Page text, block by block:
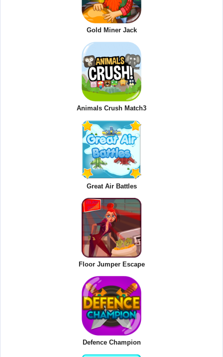
Gold Miner Jack
Animals Crush Match3
Great Air Battles
Floor Jumper Escape
Defence Champion